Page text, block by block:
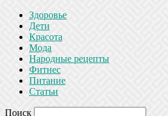
Здоровье
Дети
Красота
Мода
Народные рецепты
Фитнес
Питание
Статьи
Поиск